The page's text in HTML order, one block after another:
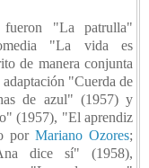
fueron "La patrulla"
"La vida es
de manera conjunta
"Cuerda de
de azul" (1957) y
(1957), "El aprendiz
porMariano Ozores;
dice sí" (1958),